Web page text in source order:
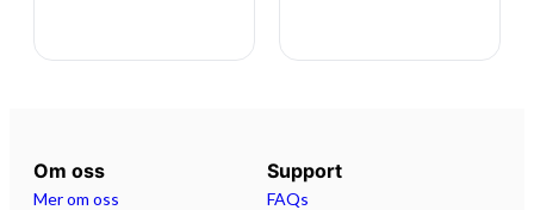
Om oss
Mer om oss
Support
FAQs